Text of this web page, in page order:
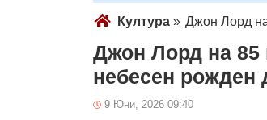
Култура» Джон Лорд
Джон Лорд на 85
небесен рожден
9 Юни, 2026 09:40